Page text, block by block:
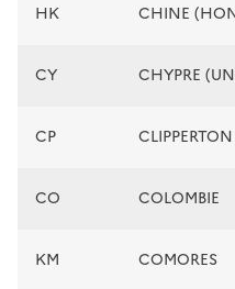
HK CHINE
CY CHYPRE
CP
CO COLOMBIE
KM COMORES